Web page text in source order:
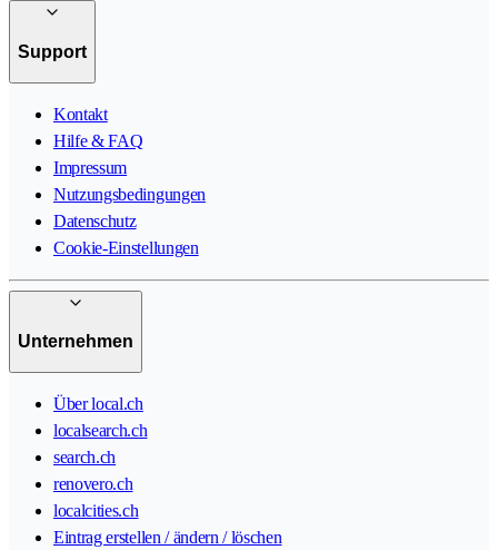
Support
Kontakt
Hilfe & FAQ
Impressum
Nutzungsbedingungen
Datenschutz
Cookie-Einstellungen
Unternehmen
Über local.ch
localsearch.ch
search.ch
renovero.ch
localcities.ch
Eintrag erstellen / ändern / löschen